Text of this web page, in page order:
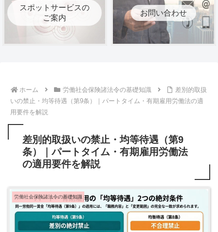
スポットサービスの
ご案内
お問い合わせ
ホーム 労働社会保険諸法令の基礎知識
差別的取扱
いの禁止・均等待遇（第9条）｜パートタイム・有期雇用労働法の適
用要件を解説
差別的取扱いの禁止・均等待遇（第9
条）｜パートタイム・有期雇用労働法
の適用要件を解説
労働社会保険諸法令の基礎知識